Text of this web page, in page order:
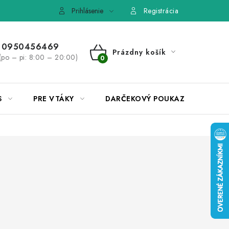
Pravidlá súťaží na Facebooku
Prihlásenie Registrácia
0950456469
(po – pi: 8:00 – 20:00)
NÁKUPNÝ
Prázdny košík
PRE VTÁKY DARČEKOVÝ POUKAZ